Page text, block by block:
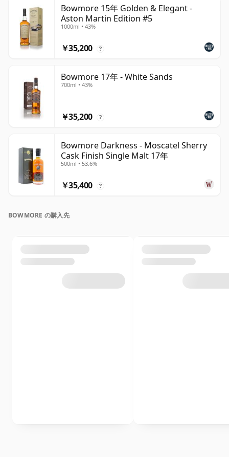
Bowmore 15年 Golden & Elegant -
Aston Martin Edition #5
1000ml • 43%
￥35,200 ?
Bowmore 17年 - White Sands
700ml • 43%
￥35,200 ?
Bowmore Darkness - Moscatel Sherry
Cask Finish Single Malt 17年
500ml • 53.6%
￥35,400 ?
BOWMORE の購入先